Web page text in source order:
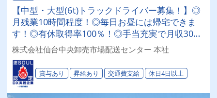
【中型・大型(6t)トラックドライバー募集！】◎
月残業10時間程度！◎毎日お昼には帰宅できま
す！◎有休取得率100％！◎手当充実で月収30万
円以上可能！◎賞与年3回！◎カゴ車輸送＆パワ
ーゲート搭載！★午後からは自分の時間★
株式会社仙台中央卸売市場配送センター 本社
賞与あり 昇給あり 交通費支給 休日4日以上